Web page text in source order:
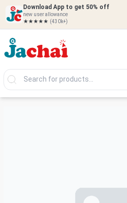
Download App to get 50% off
new user allowance
★★★★★ (430k+)